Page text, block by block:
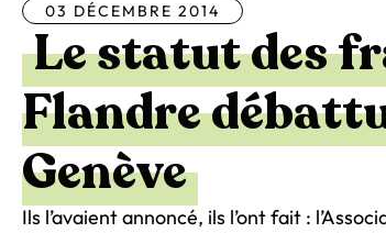
03 DÉCEMBRE 2014
Le statut des
Flandre
Genève
Ils l’avaient annoncé, ils l’ont fait :